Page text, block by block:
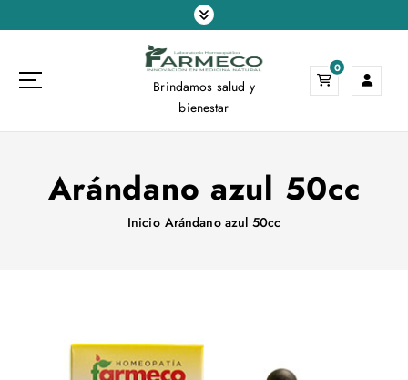
a
a
Brindamos salud y
bienestar
0
Arándano azul 50cc
Inicio Arándano azul 50cc